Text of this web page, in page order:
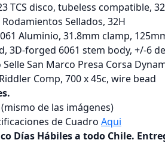
TCS disco, tubeless compatible,
Sellados, 32H
Aluminio, 31.8mm clamp,
3D-forged 6061 stem body, +/-6
San Marco Presa Corsa
Comp, 700 x 45c, wire bead
de las imágenes)
de Cuadro Aqui
Días Hábiles a todo Chile.